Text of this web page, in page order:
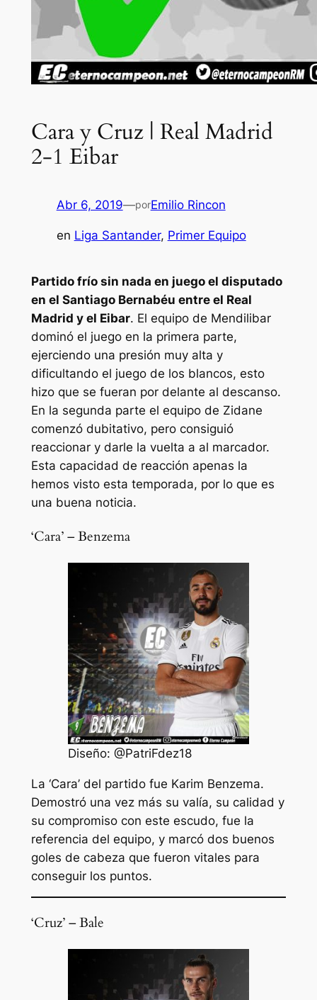
Cara y Cruz | Real Madrid
2-1 Eibar
Abr 6, 2019—porEmilio Rincon
en Liga Santander, Primer Equipo
Partido frío sin nada en juego el disputado
en el Santiago Bernabéu entre el Real
Madrid y el Eibar. El equipo de Mendilibar
dominó el juego en la primera parte,
ejerciendo una presión muy alta y
dificultando el juego de los blancos, esto
hizo que se fueran por delante al descanso.
En la segunda parte el equipo de Zidane
comenzó dubitativo, pero consiguió
reaccionar y darle la vuelta a al marcador.
Esta capacidad de reacción apenas la
hemos visto esta temporada, por lo que es
una buena noticia.
‘Cara’ – Benzema
Diseño: @PatriFdez18
La ‘Cara’ del partido fue Karim Benzema.
Demostró una vez más su valía, su calidad y
su compromiso con este escudo, fue la
referencia del equipo, y marcó dos buenos
goles de cabeza que fueron vitales para
conseguir los puntos.
‘Cruz’ – Bale